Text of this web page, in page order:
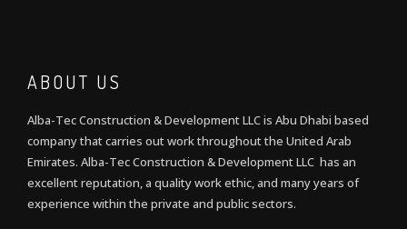
ABOUT US
Alba-Tec Construction & Development LLC is Abu Dhabi based
company that carries out work throughout the United Arab
Emirates. Alba-Tec Construction & Development LLC has an
excellent reputation, a quality work ethic, and many years of
experience within the private and public sectors.